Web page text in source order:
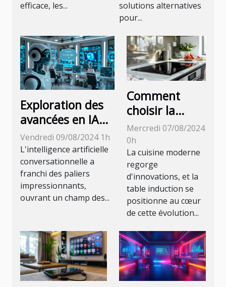
efficace, les...
solutions alternatives
pour...
Exploration des
avancées en IA
conversationnelle
avec la dernière
mise à jour
Vendredi 09/08/2024 1h
L'intelligence artificielle
conversationnelle a
franchi des paliers
impressionnants,
ouvrant un champ des...
Comment
choisir la
meilleure
table
induction
pour votre
cuisine en
2024
Mercredi 07/08/2024
0h
La cuisine moderne
regorge
d'innovations, et la
table induction se
positionne au cœur
de cette évolution...